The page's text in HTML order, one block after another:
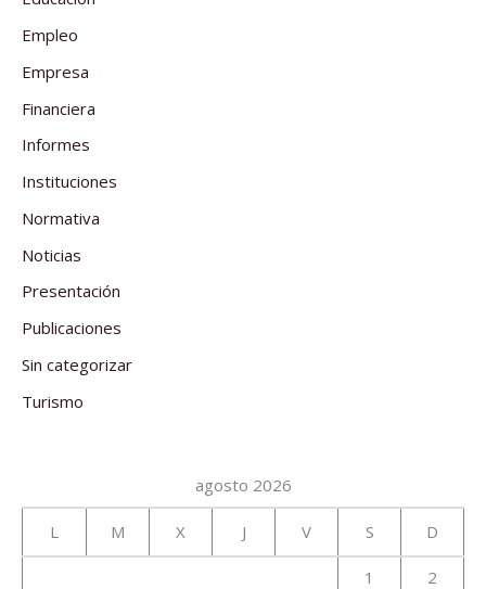
Empleo
Empresa
Financiera
Informes
Instituciones
Normativa
Noticias
Presentación
Publicaciones
Sin categorizar
Turismo
agosto 2026
L M X J V S D
1
2